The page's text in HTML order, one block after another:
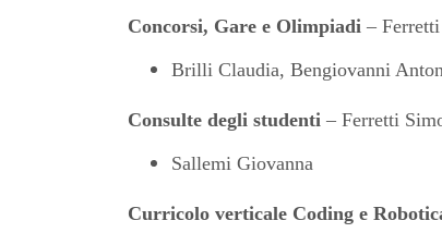
Concorsi, Gare e Olimpiadi –
Brilli Claudia, Bengiovanni
Consulte degli studenti – Ferretti
Sallemi Giovanna
Curricolo verticale Coding e